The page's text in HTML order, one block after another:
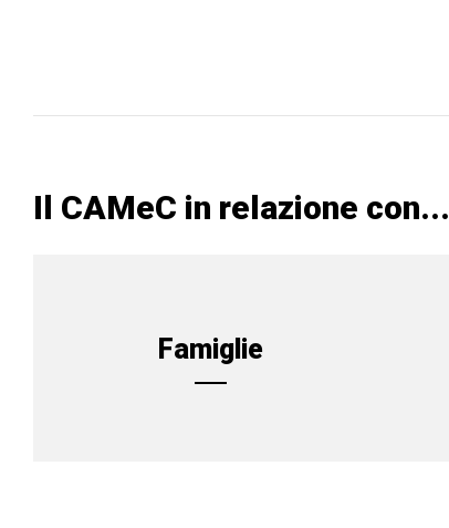
Il CAMeC in relazione con...
Famiglie